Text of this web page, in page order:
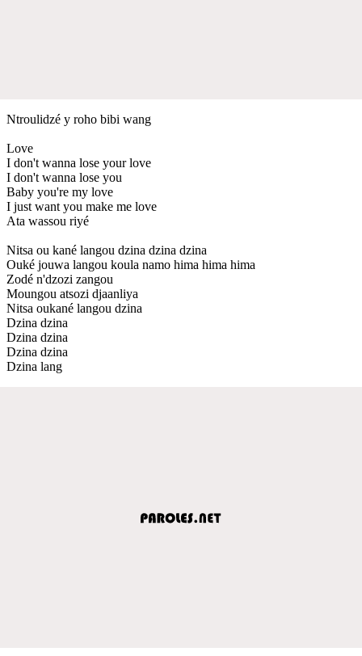
Ntroulidzé y roho bibi wang
Love
I don't wanna lose your love
I don't wanna lose you
Baby you're my love
I just want you make me love
Ata wassou riyé
Nitsa ou kané langou dzina dzina dzina
Ouké jouwa langou koula namo hima hima hima
Zodé n'dzozi zangou
Moungou atsozi djaanliya
Nitsa oukané langou dzina
Dzina dzina
Dzina dzina
Dzina dzina
Dzina lang